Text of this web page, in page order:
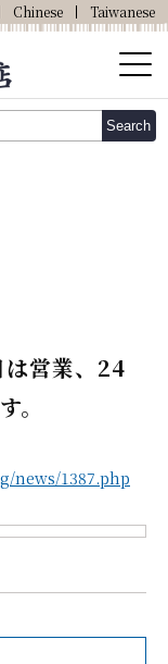
Chinese Taiwanese
Search
営業、24
。
news/1387.php